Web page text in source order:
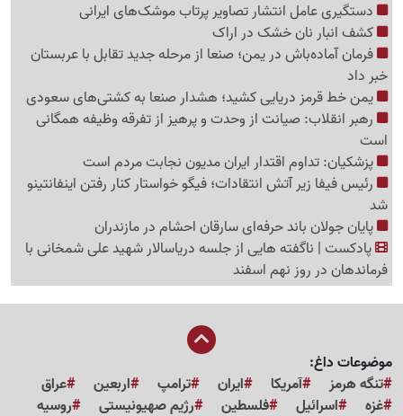
دستگیری عامل انتشار تصاویر پرتاب موشک‌های ایرانی
کشف انبار نان خشک در اراک
فرمان آماده‌باش در یمن؛ صنعا از مرحله جدید تقابل با عربستان
خبر داد
یمن خط قرمز دریایی کشید؛ هشدار صنعا به کشتی‌های سعودی
رهبر انقلاب: صیانت از وحدت و پرهیز از تفرقه وظیفه همگانی
است
پزشکیان: تداوم اقتدار ایران مدیون نجابت مردم است
رئیس فیفا زیر آتش انتقادات؛ فیگو خواستار کنار رفتن اینفانتینو
شد
پایان جولان باند حرفه‌ای سارقان احشام در مازندران
پادکست | ناگفته هایی از جلسه دریاسالار شهید علی شمخانی با
فرماندهان در روز نهم اسفند
موضوعات داغ:
تنگه هرمز
آمریکا ایران ترامپ اربعین
عراق
غزه
اسرائیل فلسطین رژیم صهیونیستی
روسیه